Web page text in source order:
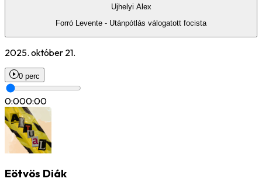
Ujhelyi Alex
Forró Levente - Utánpótlás válogatott focista
2025. október 21.
0 perc
0:000:00
Eötvös Diák